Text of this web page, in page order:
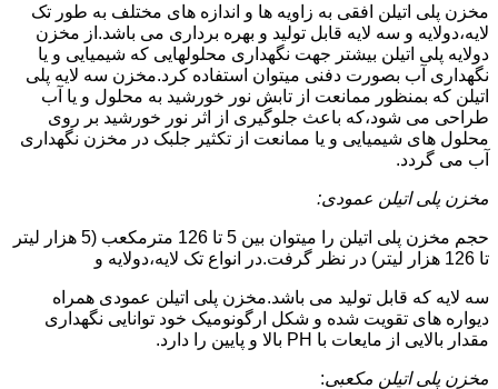
مخزن پلی اتیلن افقی به زاویه ها و اندازه های مختلف به طور تک
لایه،دولایه و سه لایه قابل تولید و بهره برداری می باشد.از مخزن
دولایه پلی اتیلن بیشتر جهت نگهداری محلولهایی که شیمیایی و یا
نگهداری آب بصورت دفنی میتوان استفاده کرد.مخزن سه لایه پلی
اتیلن که بمنظور ممانعت از تابش نور خورشید به محلول و یا آب
طراحی می شود،که باعث جلوگیری از اثر نور خورشید بر روی
محلول های شیمیایی و یا ممانعت از تکثیر جلبک در مخزن نگهداری
آب می گردد.
مخزن پلی اتیلن عمودی:
حجم مخزن پلی اتیلن را میتوان بین 5 تا 126 مترمکعب (5 هزار لیتر
تا 126 هزار لیتر) در نظر گرفت.در انواع تک لایه،دولایه و
سه لایه که قابل تولید می باشد.مخزن پلی اتیلن عمودی همراه
دیواره های تقویت شده و شکل ارگونومیک خود توانایی نگهداری
مقدار بالایی از مایعات با PH بالا و پایین را دارد.
مخزن پلی اتیلن مکعبی: